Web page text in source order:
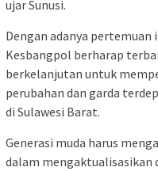
ujar Sunusi.
Dengan adanya pertemuan
Kesbangpol berharap
berkelanjutan untuk
perubahan dan garda
di Sulawesi Barat.
Generasi muda harus
dalam mengaktualisasikan